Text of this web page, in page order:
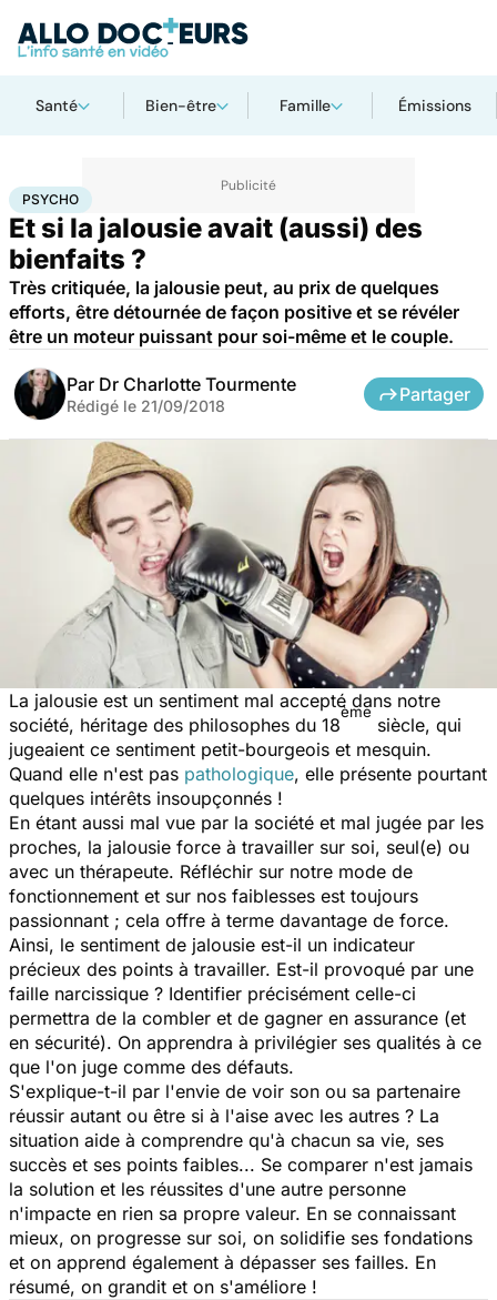
Santé Bien-être Famille Émissions
AccueilBien-être
PSYCHO
Et si la jalousie avait (aussi) des
bienfaits ?
Très critiquée, la jalousie peut, au prix de quelques
efforts, être détournée de façon positive et se révéler
être un moteur puissant pour soi-même et le couple.
Par Dr Charlotte Tourmente
Rédigé le 21/09/2018
Partager
La jalousie est un sentiment mal accepté dans notre
société, héritage des philosophes du 18
ème
siècle, qui
jugeaient ce sentiment petit-bourgeois et mesquin.
Quand elle n'est pas pathologique, elle présente pourtant
quelques intérêts insoupçonnés !
En étant aussi mal vue par la société et mal jugée par les
proches, la jalousie force à travailler sur soi, seul(e) ou
avec un thérapeute. Réfléchir sur notre mode de
fonctionnement et sur nos faiblesses est toujours
passionnant ; cela offre à terme davantage de force.
Ainsi, le sentiment de jalousie est-il un indicateur
précieux des points à travailler. Est-il provoqué par une
faille narcissique ? Identifier précisément celle-ci
permettra de la combler et de gagner en assurance (et
en sécurité). On apprendra à privilégier ses qualités à ce
que l'on juge comme des défauts.
S'explique-t-il par l'envie de voir son ou sa partenaire
réussir autant ou être si à l'aise avec les autres ? La
situation aide à comprendre qu'à chacun sa vie, ses
succès et ses points faibles... Se comparer n'est jamais
la solution et les réussites d'une autre personne
n'impacte en rien sa propre valeur. En se connaissant
mieux, on progresse sur soi, on solidifie ses fondations
et on apprend également à dépasser ses failles. En
résumé, on grandit et on s'améliore !